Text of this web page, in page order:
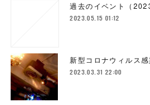
過去のイベント（
2023.05.15 01:12
新型コロナウィルス
2023.03.31 22:00